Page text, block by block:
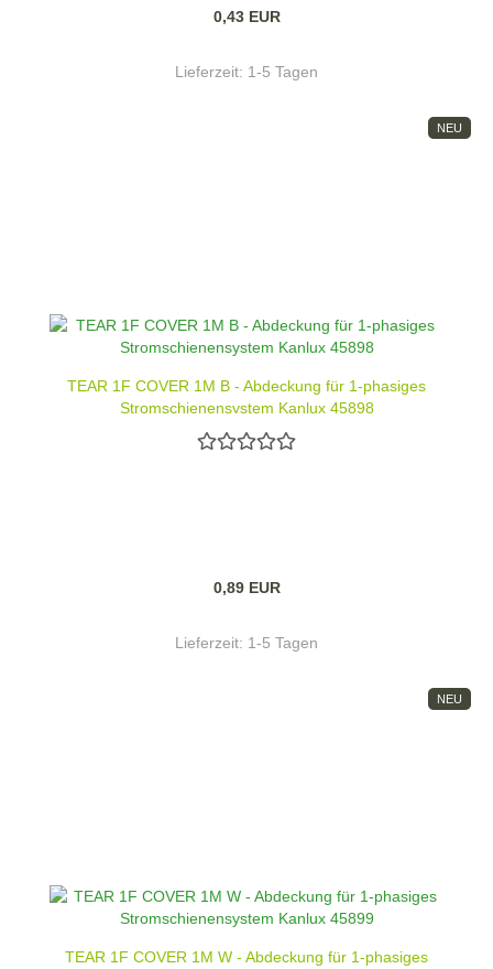
0,43 EUR
Lieferzeit: 1-5 Tagen
NEU
TEAR 1F COVER 1M B - Abdeckung für 1-phasiges
Stromschienensystem Kanlux 45898
0,89 EUR
Lieferzeit: 1-5 Tagen
NEU
TEAR 1F COVER 1M W - Abdeckung für 1-phasiges